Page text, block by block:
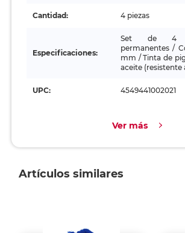
Cantidad: 4 piezas
Especificaciones:
Set de 4
permanentes /
mm / Tinta de
aceite (resistente
UPC: 4549441002021
Ver más
Artículos similares